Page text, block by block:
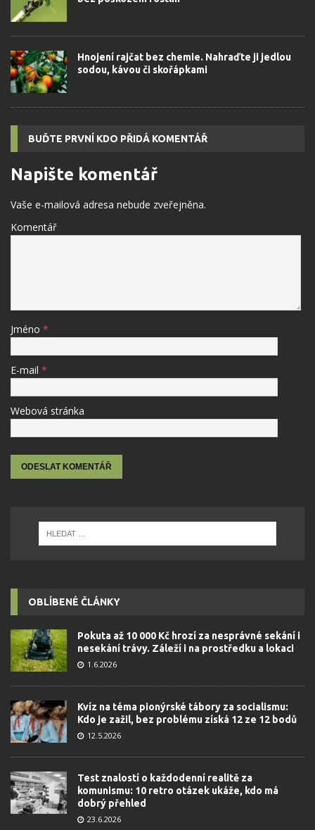
Hnojení rajčat bez chemie. Nahraďte ji jedlou
sodou, kávou či skořápkami
BUĎTE PRVNÍ KDO PŘIDÁ KOMENTÁŘ
Napište komentář
Vaše e-mailová adresa nebude zveřejněna.
Komentář
Jméno *
E-mail *
Webová stránka
OBLÍBENÉ ČLÁNKY
Pokuta až 10 000 Kč hrozí za nesprávné sekání i
nesekání trávy. Záleží i na prostředku a lokaci
1.6.2026
Kvíz na téma pionýrské tábory za socialismu:
Kdo je zažil, bez problému získá 12 ze 12 bodů
12.5.2026
Test znalostí o každodenní realitě za
komunismu: 10 retro otázek ukáže, kdo má
dobrý přehled
23.6.2026